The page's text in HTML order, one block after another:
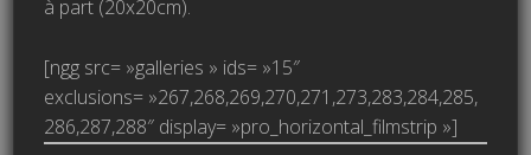
à part (20x20cm).
[ngg src= »galleries » ids= »15″
exclusions= »267,268,269,270,271,273,283,284,285,
286,287,288″ display= »pro_horizontal_filmstrip »]